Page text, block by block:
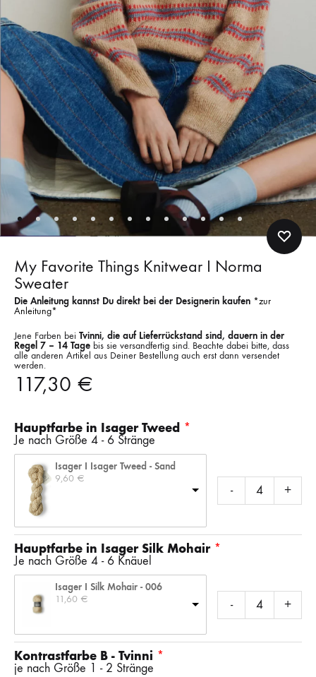
My Favorite Things Knitwear I Norma
Sweater
Die Anleitung kannst Du direkt bei der Designerin kaufen *zur
Anleitung*
Jene Farben bei Tvinni, die auf Lieferrückstand sind, dauern in der
Regel 7 – 14 Tage bis sie versandfertig sind. Beachte dabei bitte, dass
alle anderen Artikel aus Deiner Bestellung auch erst dann versendet
werden.
117,30 €
Hauptfarbe in Isager Tweed
Je nach Größe 4 - 6 Stränge
Isager I Isager Tweed - Sand
9,60 €
- +
Hauptfarbe in Isager Silk Mohair
Je nach Größe 4 - 6 Knäuel
Isager I Silk Mohair - 006
11,60 € - +
Kontrastfarbe B - Tvinni
je nach Größe 1 - 2 Stränge